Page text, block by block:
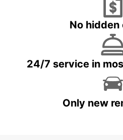
No hidden
24/7 service in
Only new